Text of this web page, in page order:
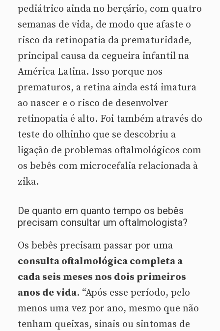
pediátrico ainda no berçário, com quatro
semanas de vida, de modo que afaste o
risco da retinopatia da prematuridade,
principal causa da cegueira infantil na
América Latina. Isso porque nos
prematuros, a retina ainda está imatura
ao nascer e o risco de desenvolver
retinopatia é alto. Foi também através do
teste do olhinho que se descobriu a
ligação de problemas oftalmológicos com
os bebês com microcefalia relacionada à
zika.
De quanto em quanto tempo os bebês
precisam consultar um oftalmologista?
Os bebês precisam passar por uma
consulta oftalmológica completa a
cada seis meses nos dois primeiros
anos de vida. “Após esse período, pelo
menos uma vez por ano, mesmo que não
tenham queixas, sinais ou sintomas de